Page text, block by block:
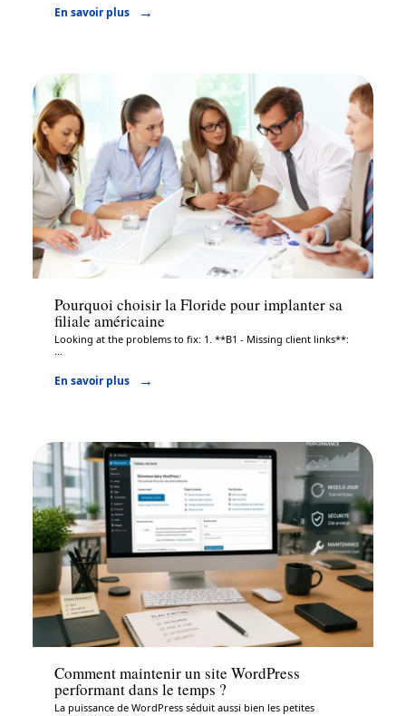
En savoir plus
Entreprise
Pourquoi choisir la Floride pour implanter sa
filiale américaine
Looking at the problems to fix: 1. **B1 - Missing client links**:
En savoir plus
Entreprise
Comment maintenir un site WordPress
performant dans le temps ?
La puissance de WordPress séduit aussi bien les petites